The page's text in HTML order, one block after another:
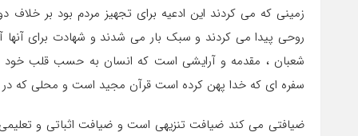
زمینی که می کردند این ادعیه برای تجهیز مردم بود بر
روحی پیدا می کردند و سبک بار می شدند و شهادت برای
شعبان ، مقدمه و آرایشی است که انسان به حسب قلب خود
سفره ای که خدا پهن کرده است قرآن مجید است و محلی که
ضیافتی می کند ضیافت تنزیهی است و ضیافت اثباتی و